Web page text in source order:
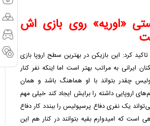
«اوریه» روی بازی اش
تاکید کرد: این بازیکن در بهترین سطح اروپا بازی
ایرانی به مراتب بهتر است اما اینکه نفر کنار
چقدر بتواند با او هماهنگ باشد و همان
اروپایی داشته را برایش ایجاد کند خیلی مهم
یک نفری دفاع پرسپولیس را ببندد کار دفاع
است که امیدوارم بقیه بتوانند در کنار هم این